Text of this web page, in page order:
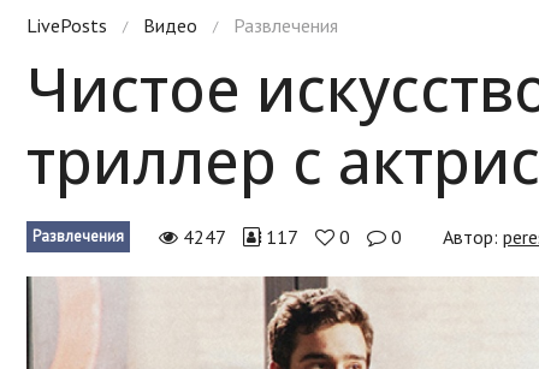
Новости
Экономика
Происшествия
Hi-Tech. Интернет
Россия
Политика
LivePosts / Видео / Развлечения
Чистое
триллер с
Развлечения 4247 117 0 0 Автор: